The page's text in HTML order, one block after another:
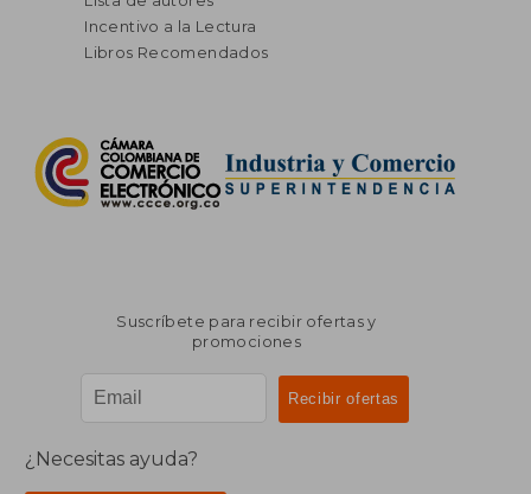
Incentivo a la Lectura
Libros Recomendados
Suscríbete para recibir ofertas y
promociones
¿Necesitas ayuda?